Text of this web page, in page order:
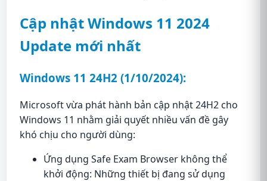
Cập nhật Windows 11 2024
Update mới nhất
Windows 11 24H2 (1/10/2024):
Microsoft vừa phát hành bản cập nhật 24H2 cho
Windows 11 nhằm giải quyết nhiều vấn đề gây
khó chịu cho người dùng:
Ứng dụng Safe Exam Browser không thể
khởi động: Những thiết bị đang sử dụng